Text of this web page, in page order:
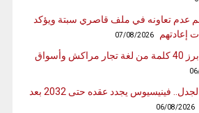
عدم تعاونه في ملف قاصري سبتة ويؤكد
إعادتهم
07/08/2026
معجم كولان/ 6 … أبرز 40 كلمة من لغة تجار مراكش وأسواق
ريال مدريد يحسم الجدل.. فينيسيوس يجدد عقده حتى 2032 بعد
06/08/2026